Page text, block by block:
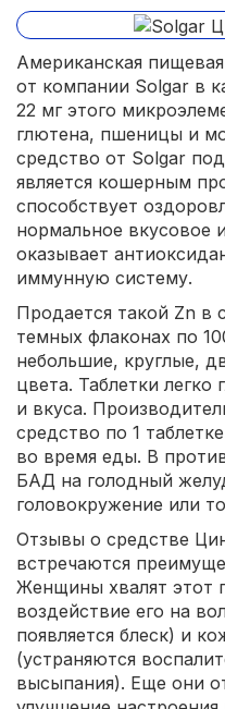
Американская
от компании Solgar в
22 мг этого
глютена, пшеницы и
средство от Solgar
является кошерным
способствует
нормальное вкусовое
оказывает
иммунную систему.
Продается такой Zn в
темных флаконах по
небольшие, круглые,
цвета. Таблетки
и вкуса.
средство по 1
во время еды. В
БАД на голодный
головокружение или
Отзывы о средстве
встречаются
Женщины хвалят этот
воздействие его на
появляется блеск) и
(устраняются
высыпания). Еще они